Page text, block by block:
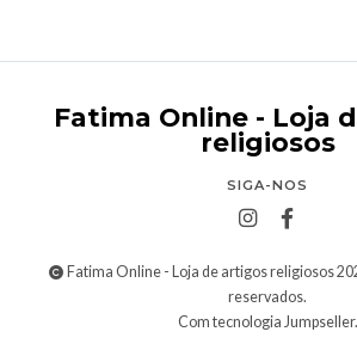
Fatima Online - Loja
religiosos
SIGA-NOS
Fatima Online - Loja de artigos religiosos
reservados.
Com tecnologia Jumpseller.